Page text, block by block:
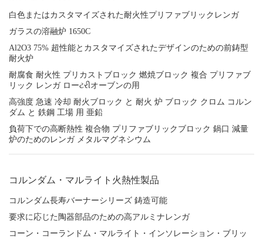
白色またはカスタマイズされた耐火性プリファブリックレンガ
ガラスの溶融炉 1650C
Al2O3 75% 超性能とカスタマイズされたデザインのための前鋳型
耐火炉
耐腐食 耐火性 プリカストブロック 燃焼ブロック 複合 プリファブ
リック レンガ ローટરીオーブンの用
高強度 急速 冷却 耐火ブロック と 耐火 炉 ブロック クロム コルン
ダム と 鉄鋼 工場 用 亜鉛
負荷下での高断熱性 複合物 プリファブリックブロック 鍋口 減量
炉のためのレンガ メタルマグネシウム
コルンダム・マルライト火熱性製品
コルンダム長寿バーナーシリーズ 鋳造可能
要求に応じた陶器部品のための高アルミナレンガ
コーン・コーランドム・マルライト・インソレーション・ブリッ